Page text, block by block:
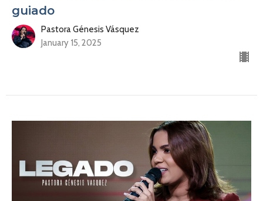
guiado
Pastora Génesis Vásquez
January 15, 2025